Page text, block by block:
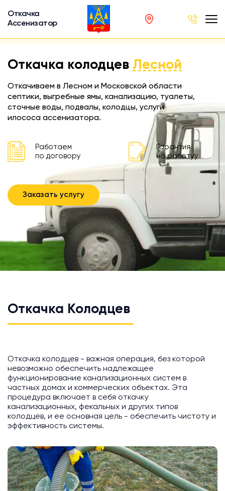
Откачка
Ассенизатор
Откачка колодцев Лесной
Откачиваем в Лесном и Московской области
септики, выгребные ямы, канализацию, туалеты,
сточные воды, подвалы, колодцы, услуги
илососа ассенизатора.
Работаем
по договору
Гарантия
на работуу
Заказать услугу
Откачка Колодцев
Откачка колодцев - важная операция, без которой
невозможно обеспечить надлежащее
функционирование канализационных систем в
частных домах и коммерческих объектах. Эта
процедура включает в себя откачку
канализационных, фекальных и других типов
колодцев, и ее основная цель - обеспечить чистоту и
эффективность системы.